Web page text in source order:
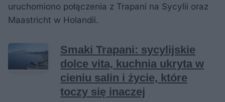
uruchomiono połączenia z Trapani na Sycylii oraz
Maastricht w Holandii.